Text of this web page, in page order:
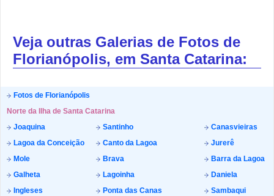
Veja outras Galerias de Fotos de
Florianópolis, em Santa Catarina:
Fotos de Florianópolis
Norte da Ilha de Santa Catarina
Joaquina
Santinho
Canasvieiras
Lagoa da Conceição
Canto da Lagoa
Jurerê
Mole
Brava
Barra da Lagoa
Galheta
Lagoinha
Daniela
Ingleses
Ponta das Canas
Sambaqui